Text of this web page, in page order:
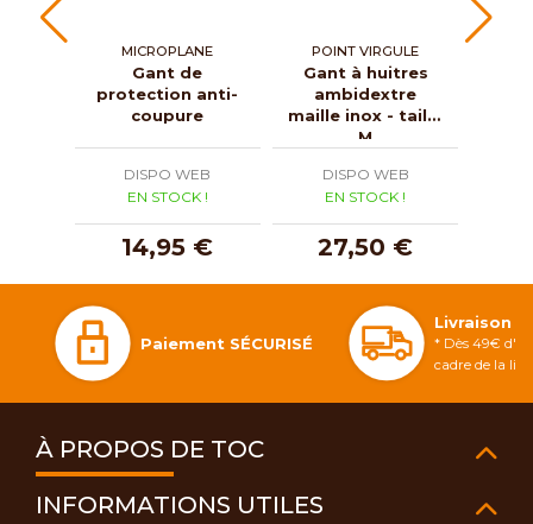
MICROPLANE
Gant de
protection anti-
coupure
DISPO WEB
EN STOCK !
14,95 €
POINT VIRGULE
Gant à huitres
ambidextre
maille inox - taille
M
DISPO WEB
EN STOCK !
27,50 €
Paiement SÉCURISÉ
Livraison
* Dès 49€
cadre de la
À PROPOS DE TOC
INFORMATIONS UTILES